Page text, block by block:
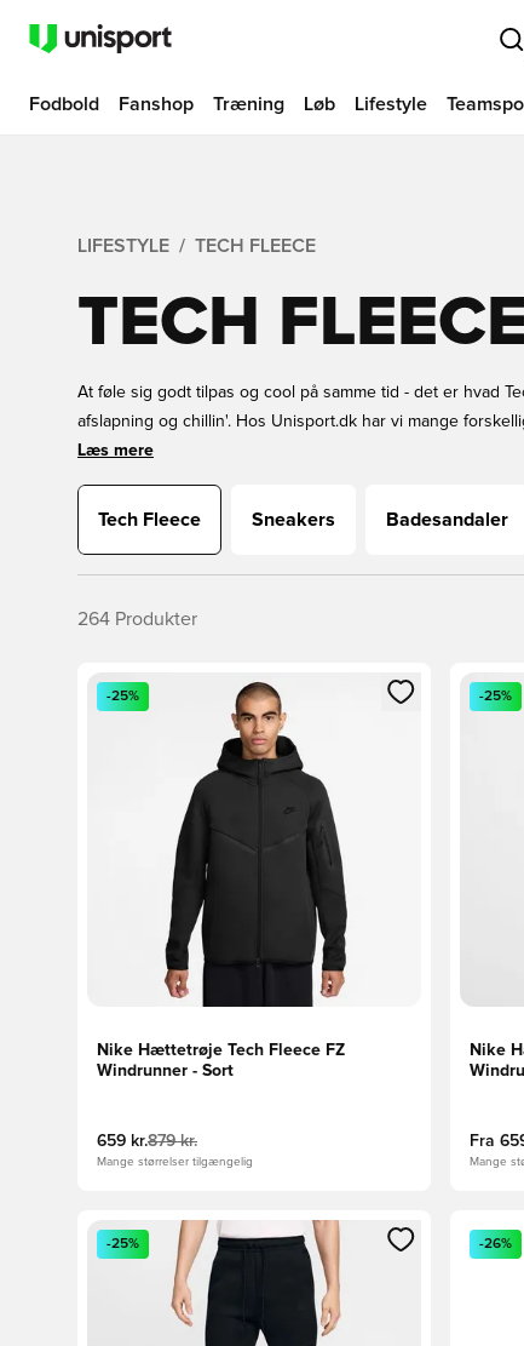
Fodbold Fanshop Træning Løb Lifestyle
LIFESTYLE TECH FLEECE
TECH FLEECE
At føle sig godt tilpas og cool på samme tid - det er hvad
afslapning og chillin'. Hos Unisport.dk har vi mange
Uanset om du leder efter sort, grå eller blå Tech Fleece -
Tech Fleece nu med hurtig levering hos Unisport!
Læs mere
Tech Fleece Sneakers Badesandaler
264 Produkter
Åbner en Modal til at logge ind eller tilmelde dig
-25%
Nike Hættetrøje Tech Fleece FZ
Windrunner - Sort
659 kr.879 kr.
Mange størrelser tilgængelig
Åbner
-25%
Nike
Fra
Mange
Åbner en Modal til at logge ind eller tilmelde dig
-25%
Åbner
-26%